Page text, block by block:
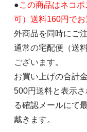
●この商品はネコ
可）送料160円でお
外商品を同時にご
通常の宅配便（送
ございます。
お買い上げの合計
500円送料と表示
る確認メールにて
戴きます。